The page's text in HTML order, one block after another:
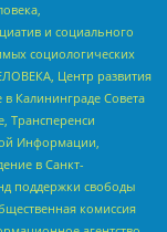
и социального
социологических
Центр развития
Калининграде Совета
Трансперенси
Информации,
в Санкт-
поддержки свободы
комиссия